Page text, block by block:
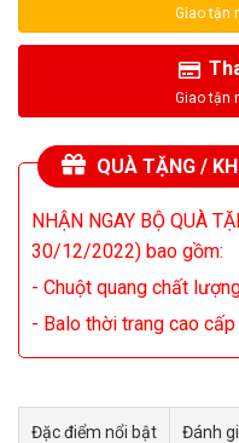
QUÀ TẶNG /
NHẬN NGAY BỘ QUÀ
30/12/2022) bao gồm:
- Chuột quang chất
- Balo thời trang cao cấp
Đặc điểm nổi bật Đánh